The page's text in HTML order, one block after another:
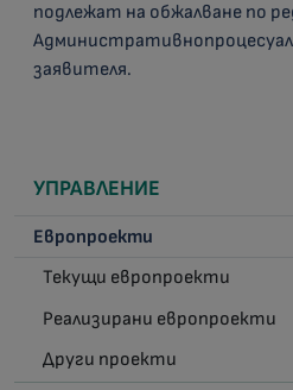
подлежат на обжалване по
заявителя.
УПРАВЛЕНИЕ
Европроекти
Текущи европроекти
Реализирани европроекти
Други проекти